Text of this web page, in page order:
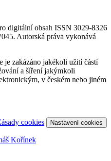
digitální obsah ISSN 3029-8326
Autorská práva vykonává
je zakázáno jakékoli užití částí
a šíření jakýmkoli
v českém nebo jiném
cookies Nastavení cookies
Kořínek